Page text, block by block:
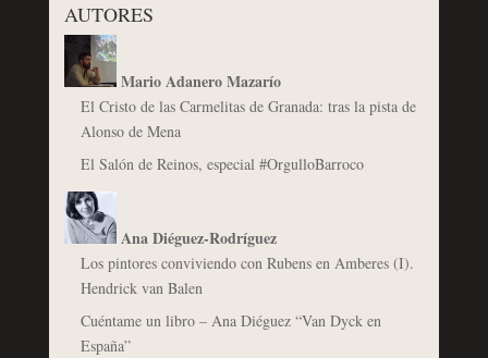
AUTORES
Mario Adanero Mazarío
El Cristo de las Carmelitas de Granada: tras la pista de
Alonso de Mena
El Salón de Reinos, especial #OrgulloBarroco
Ana Diéguez-Rodríguez
Los pintores conviviendo con Rubens en Amberes (I).
Hendrick van Balen
Cuéntame un libro – Ana Diéguez “Van Dyck en
España”